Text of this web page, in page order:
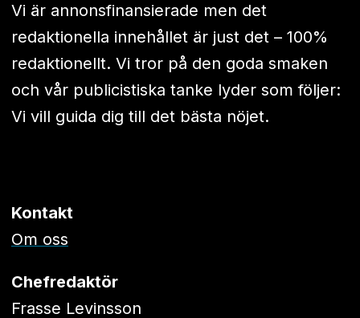
Vi är annonsfinansierade men det
redaktionella innehållet är just det – 100%
redaktionellt. Vi tror på den goda smaken
och vår publicistiska tanke lyder som följer:
Vi vill guida dig till det bästa nöjet.
Kontakt
Om oss
Chefredaktör
Frasse Levinsson